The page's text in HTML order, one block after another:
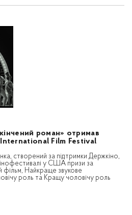
роман» отримав
Film Festival
створений за підтримки Держкіно,
у США призи за
Найкраще звукове
роль та Кращу чоловічу роль